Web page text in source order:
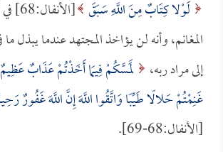
لَوْلا كِتَابٌ مِنَ اللَّهِ سَبَقَ
المغانم، وأنه لن يؤاخذ المجتهد عندما يبذل
إلى مراد ربه، لَمَسَّكُمْ فِيمَا أَخَذْتُمْ عَذَابٌ عَظِيمٌ
غَنِمْتُمْ حَلالًا طَيِّبًا وَاتَّقُوا اللَّهَ إِنَّ اللَّهَ غَفُورٌ
[الأنفال:68-69].